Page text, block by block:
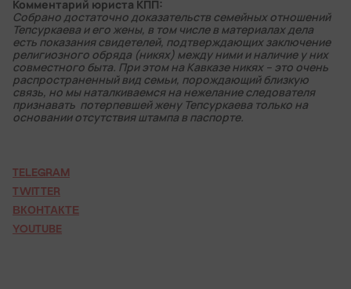
Комментарий юриста КПП:
Собрано достаточно доказательств семейных отношений
Тепсуркаева и его жены, в том числе в материалах дела
есть показания свидетелей, подтверждающих заключение
религиозного обряда (никях) между ними и наличие у них
совместного быта. При этом на Кавказе никях – это очень
распространенный вид семьи, порождающий близкую
связь, но мы наталкиваемся на нежелание следователя
признавать потерпевшей жену Тепсуркаева только на
основании отсутствия штампа в паспорте.
TELEGRAM
TWITTER
ВКОНТАКТЕ
YOUTUBE